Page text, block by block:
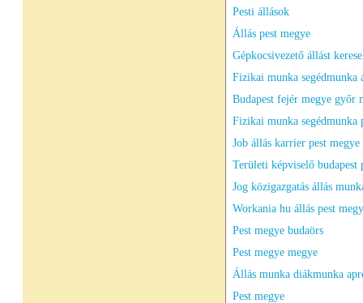
Pesti állások
Állás pest megye
Gépkocsivezető állást
Fizikai munka segédmunka
Budapest fejér megye győr
Fizikai munka segédmunka
Job állás karrier pest megye
Területi képviselő budapest
Jog közigazgatás állás
Workania hu állás pest
Pest megye budaörs
Pest megye megye
Állás munka diákmunka
Pest megye